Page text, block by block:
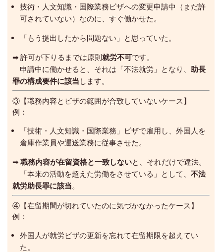
技術・人文知識・国際業務ビザへの変更申請中（まだ許
可されていない）なのに、すぐ働かせた。
「もう提出したから問題ない」と思っていた。
➡ 許可が下りるまでは原則就労不可です。
申請中に働かせると、それは「不法就労」となり、 助長
罪の構成要件に該当 します。
③【職務内容とビザの範囲が合致していないケース】
例：
「技術・人文知識・国際業務」ビザで雇用し、外国人を
倉庫作業員や運送業務に従事させた。
➡ 職務内容が在留資格と一致しないと、それだけで違法。
「本来の活動を超えた労働をさせている」として、 不法
就労助長罪に該当。
④【在留期間が切れていたのに気づかなかったケース】
例：
外国人が就労ビザの更新を忘れて在留期限を超えてい
た。